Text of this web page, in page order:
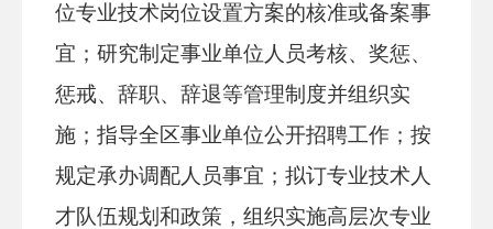
位专业技术岗位设置方案的核准或备案事
宜；研究制定事业单位人员考核、奖惩、
惩戒、辞职、辞退等管理制度并组织实
施；指导全区事业单位公开招聘工作；按
规定承办调配人员事宜；拟订专业技术人
才队伍规划和政策，组织实施高层次专业